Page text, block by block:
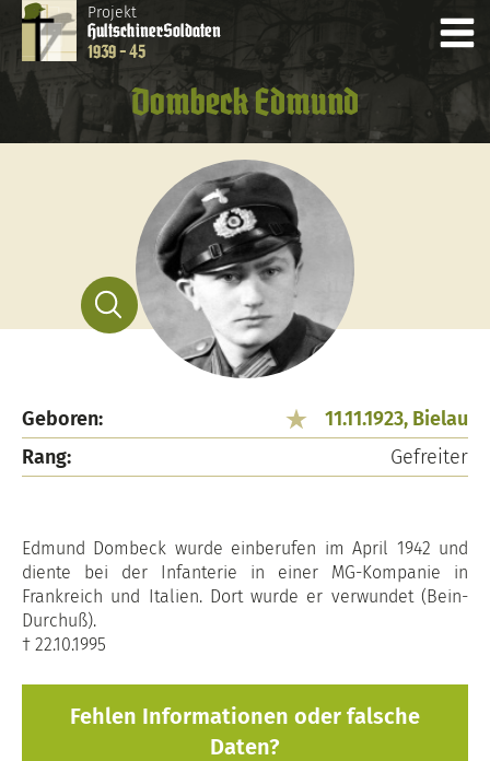
Projekt
HultschinerSoldaten
1939 - 45
Dombeck Edmund
Geboren:
11.11.1923, Bielau
Rang:
Gefreiter
Edmund Dombeck wurde einberufen im April 1942 und
diente bei der Infanterie in einer MG-Kompanie in
Frankreich und Italien. Dort wurde er verwundet (Bein-
Durchuß).
† 22.10.1995
Fehlen Informationen oder falsche
Daten?